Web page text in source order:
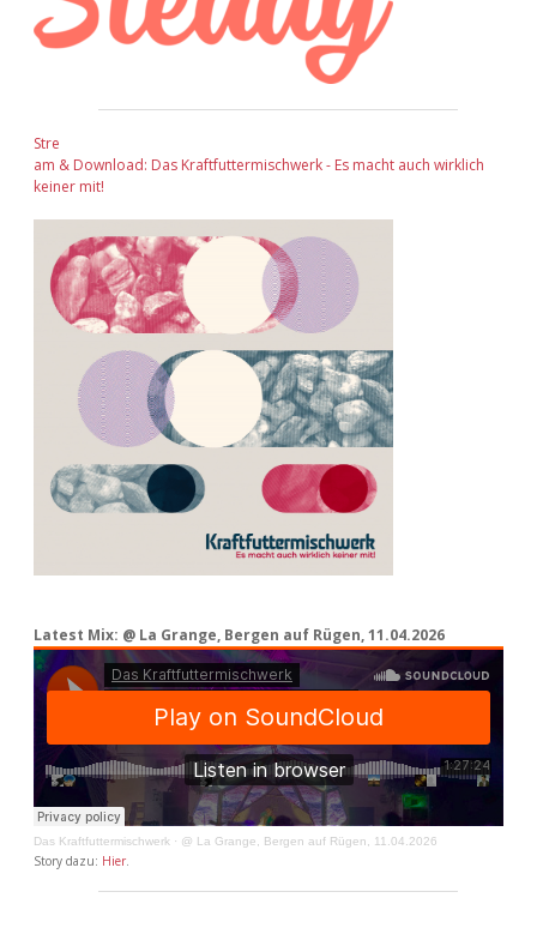
Stre
am & Download: Das Kraftfuttermischwerk - Es macht auch wirklich
keiner mit!
Latest Mix: @ La Grange, Bergen auf Rügen, 11.04.2026
Das Kraftfuttermischwerk · @ La Grange, Bergen auf Rügen, 11.04.2026
Story dazu: Hier.